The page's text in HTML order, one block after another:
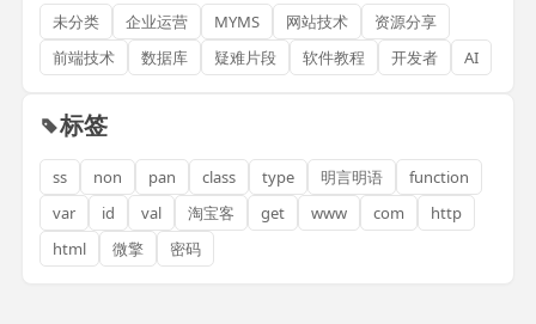
未分类 企业运营 MYMS 网站技术
资源分享
前端技术
数据库 疑难片段 软件教程 开发者 AI
标签
ss non pan class type 明言明语
function
var
id val 淘宝客 get www com
http
html
微擎 密码